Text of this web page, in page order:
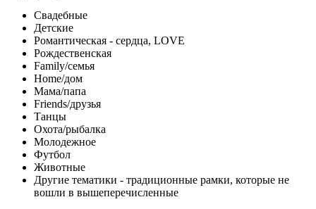
Свадебные
Детские
Романтическая - сердца, LOVE
Рождественская
Family/семья
Home/дом
Мама/папа
Friends/друзья
Танцы
Охота/рыбалка
Молодежное
Футбол
Животные
Другие тематики - традиционные рамки, которые не
вошли в вышеперечисленные